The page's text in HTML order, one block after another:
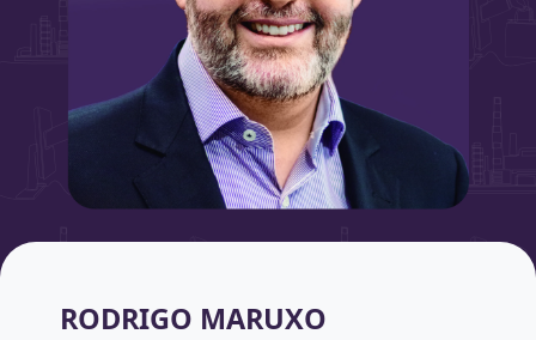
RODRIGO MARUXO